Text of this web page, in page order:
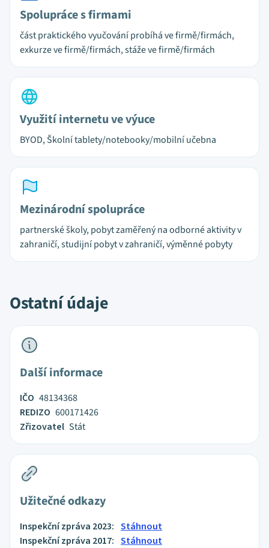
Spolupráce s firmami
část praktického vyučování probíhá ve firmě/firmách,
exkurze ve firmě/firmách, stáže ve firmě/firmách
Využití internetu ve výuce
BYOD, Školní tablety/notebooky/mobilní učebna
Mezinárodní spolupráce
partnerské školy, pobyt zaměřený na odborné aktivity v
zahraničí, studijní pobyt v zahraničí, výměnné pobyty
Ostatní údaje
Další informace
IČO 48134368
REDIZO 600171426
Zřizovatel Stát
Užitečné odkazy
Inspekční zpráva 2023: Stáhnout
Inspekční zpráva 2017: Stáhnout